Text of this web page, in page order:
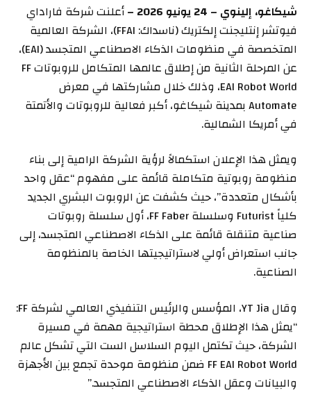
شيكاغو، إلينوي – 24 يونيو 2026 –
أعلنت شركة فاراداي
فيوتشر إنتليجنت إلكتريك (ناسداك: FFAI)، الشركة العالمية
المتخصصة في منظومات الذكاء الاصطناعي المتجسد (EAI)،
عن المرحلة الثانية من إطلاق عالمها المتكامل للروبوتات FF
EAI Robot World، وذلك خلال مشاركتها في معرض
Automate بمدينة شيكاغو، أكبر فعالية للروبوتات والأتمتة
في أمريكا الشمالية.
ويمثل هذا الإعلان استكمالاً لرؤية الشركة الرامية إلى بناء
منظومة روبوتية متكاملة قائمة على مفهوم “عقل واحد
بأشكال متعددة”، حيث كشفت عن الروبوت البشري الجديد
كلياً Futurist وسلسلة FF Faber، أول سلسلة روبوتات
صناعية متنقلة قائمة على الذكاء الاصطناعي المتجسد، إلى
جانب استعراض أولي لاستراتيجيتها الخاصة بالمنظومة
الصناعية.
وقال YT Jia، المؤسس والرئيس التنفيذي العالمي لشركة FF:
“يمثل هذا الإطلاق محطة استراتيجية مهمة في مسيرة
الشركة، حيث تكتمل اليوم السلاسل الست التي تشكل عالم
FF EAI Robot World ضمن منظومة موحدة تجمع بين الأجهزة
والبيانات وعقل الذكاء الاصطناعي المتجسد.”